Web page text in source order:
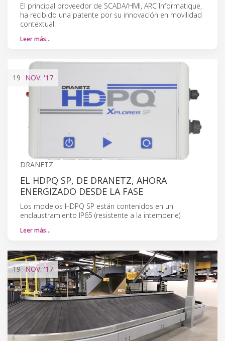
El principal proveedor de SCADA/HMI, ARC Informatique,
ha recibido una patente por su innovación en movilidad
contextual.
Leer más…
19 NOV. '17
DRANETZ
EL HDPQ SP, DE DRANETZ, AHORA
ENERGIZADO DESDE LA FASE
Los modelos HDPQ SP están contenidos en un
enclaustramiento IP65 (resistente a la intemperie)
Leer más…
19 NOV. '17